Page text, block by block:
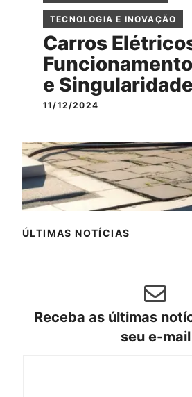
TECNOLOGIA E INOVAÇÃO
Carros
Funcionamento
e Singularidade
11/12/2024
ÚLTIMAS NOTÍCIAS
Receba as últimas
seu e-mail